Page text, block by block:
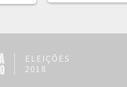
ELEIÇÕES
2018